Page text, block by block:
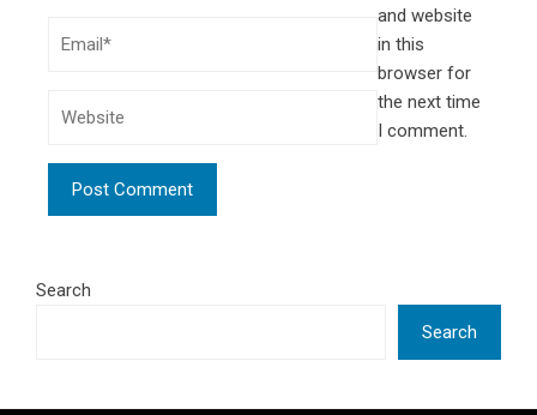
and website
in this
browser for
the next time
I comment.
Search
Search